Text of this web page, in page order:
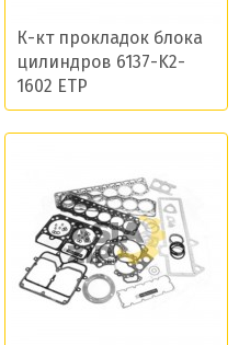
К-кт прокладок блока
цилиндров 6137-K2-
1602 ETP